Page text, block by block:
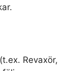
Revaxör,